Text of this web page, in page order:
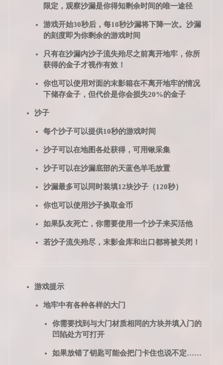
限定，观察沙漏是你得知剩余时间的唯一途径
游戏开始30秒后，每10秒沙漏将下降一次。沙漏
的刻度即为你剩余的游戏时间
只有在沙漏内沙子流失殆尽之前离开地牢，你所
获得的金子才视作有效！
你也可以使用对面的末影箱在不离开地牢的情况
下储存金子，但代价是你会损失20%的金子
沙子
每个沙子可以提供10秒的游戏时间
沙子可以在地图各处获得，可用锹采集
沙子可以在沙漏底部的天蓝色羊毛放置
沙漏最多可以同时装填12块沙子（120秒）
你也可以使用沙子换取金币
如果队友死亡，你需要使用一个沙子来买活他
若沙子流失殆尽，末影金库和出口都将被关闭！
游戏提示
地牢中有各种各样的大门
你需要找到与大门材质相同的方块并填入门的
凹陷处方可打开
如果放错了钥匙可能会把门卡住也说不定……